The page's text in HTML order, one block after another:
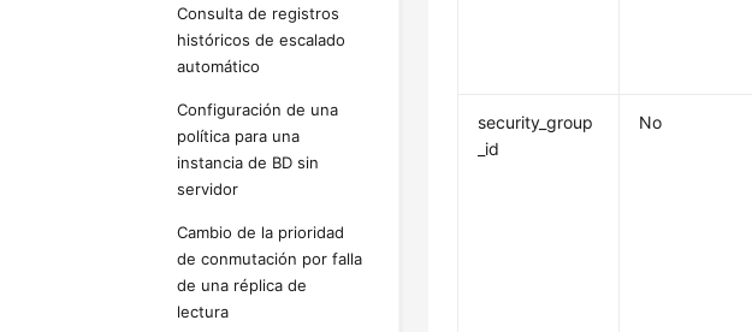
Consulta de registros
históricos de escalado
automático
Configuración de una
política para una
instancia de BD sin
servidor
Cambio de la prioridad
de conmutación por falla
de una réplica de
lectura
security_group
_id
No